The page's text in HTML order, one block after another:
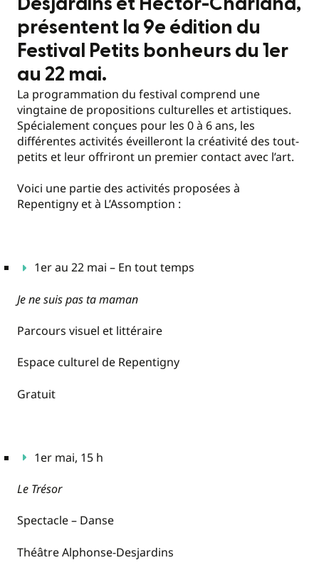
Desjardins et Hector-Charland,
présentent la 9e édition du
Festival Petits bonheurs du 1er
au 22 mai.
La programmation du festival comprend une
vingtaine de propositions culturelles et artistiques.
Spécialement conçues pour les 0 à 6 ans, les
différentes activités éveilleront la créativité des tout-
petits et leur offriront un premier contact avec l’art.
Voici une partie des activités proposées à
Repentigny et à L’Assomption :
1er au 22 mai – En tout temps
Je ne suis pas ta maman
Parcours visuel et littéraire
Espace culturel de Repentigny
Gratuit
1er mai, 15 h
Le Trésor
Spectacle – Danse
Théâtre Alphonse-Desjardins